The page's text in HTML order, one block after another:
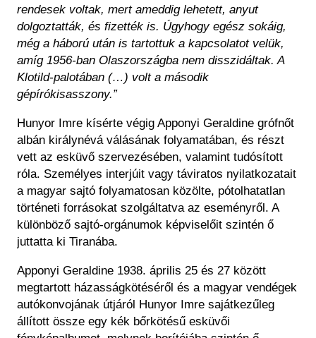
rendesek voltak, mert ameddig lehetett, anyut
dolgoztatták, és fizették is. Úgyhogy egész sokáig,
még a háború után is tartottuk a kapcsolatot velük,
amíg 1956-ban Olaszországba nem disszidáltak. A
Klotild-palotában (…) volt a második
gépírókisasszony.”
Hunyor Imre kísérte végig Apponyi Geraldine grófnőt
albán királynévá válásának folyamatában, és részt
vett az esküvő szervezésében, valamint tudósított
róla. Személyes interjúit vagy táviratos nyilatkozatait
a magyar sajtó folyamatosan közölte, pótolhatatlan
történeti forrásokat szolgáltatva az eseményről. A
különböző sajtó-orgánumok képviselőit szintén ő
juttatta ki Tiranába.
Apponyi Geraldine 1938. április 25 és 27 között
megtartott házasságkötéséről és a magyar vendégek
autókonvojának útjáról Hunyor Imre sajátkezűleg
állított össze egy kék bőrkötésű esküvői